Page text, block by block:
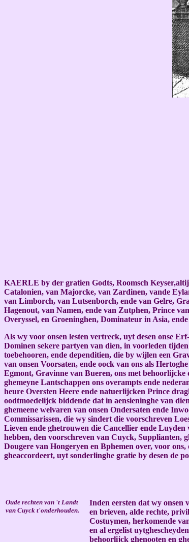
KAERLE by der gratien Godts, Roomsch
Catalonien, van Majorcke, van Zardinen, vande
van Limborch, van Lutsenborch, ende van Gelre,
Hagenout, van Namen, ende van Zutphen, Prince
Overyssel, en Groeninghen, Dominateur in Asia,
Als wy voor onsen lesten vertreck, uyt desen onse
Dominen sekere partyen van dien, in voorleden
toebehooren, ende dependitien, die by wijlen een
van onsen Voorsaten, ende oock van ons als
Egmont, Gravinne van Bueren, ons met behoorlijcke
ghemeyne Lantschappen ons overampts ende
heure Oversten Heere ende natuerlijcken Prince
oodtmoedelijck biddende dat in aensieninghe van
ghemeene welvaren van onsen Ondersaten ende
Commissarissen, die wy sindert die voorschreven
Lieven ende ghetrouwen die Cancellier ende
hebben, den voorschreven van Cuyck, Supplianten,
Dougere van Hongeryen en Bphemen over, voor
gheaccordeert, uyt sonderlinghe gratie by desen de
Oude rechten van 't Landt
van Cuyck t'onderhouden.
Inden eersten dat wy onsen
en brieven, alde rechte,
Costuymen, herkomende
en al ergelist
behoorlijck ghenooten en